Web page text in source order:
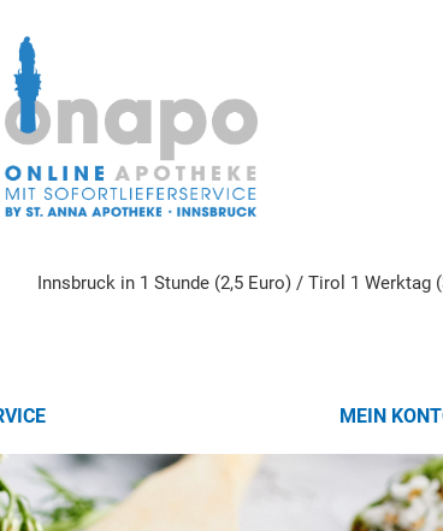
Innsbruck in 1 Stunde (2,5 Euro) / Tirol 1
MEIN